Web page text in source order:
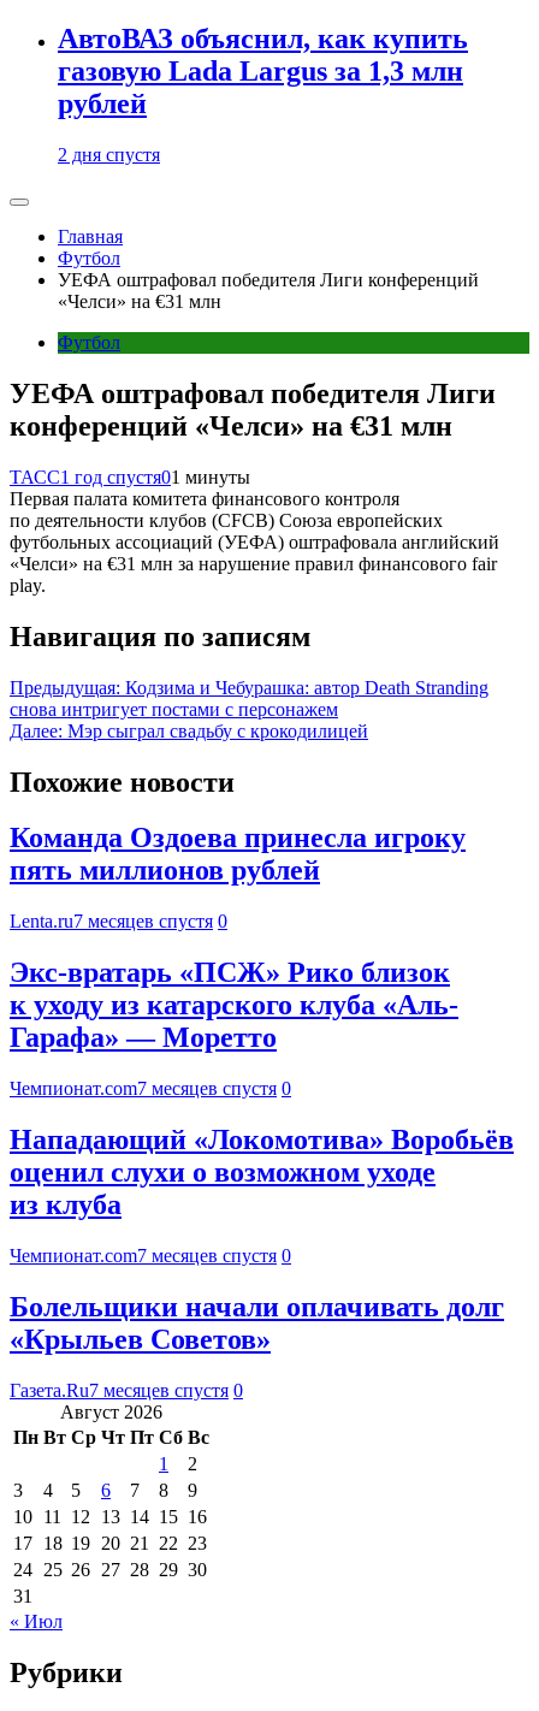
АвтоВАЗ объяснил, как купить
газовую Lada Largus за 1,3 млн
рублей
2 дня спустя
Главная
Футбол
УЕФА оштрафовал победителя Лиги конференций
«Челси» на €31 млн
Футбол
УЕФА оштрафовал победителя Лиги
конференций «Челси» на €31 млн
ТАСС1 год спустя01 минуты
Первая палата комитета финансового контроля
по деятельности клубов (СFCB) Союза европейских
футбольных ассоциаций (УЕФА) оштрафовала английский
«Челси» на €31 млн за нарушение правил финансового fair
play.
Навигация по записям
Предыдущая: Кодзима и Чебурашка: автор Death Stranding
снова интригует постами с персонажем
Далее: Мэр сыграл свадьбу с крокодилицей
Похожие новости
Команда Оздоева принесла игроку
пять миллионов рублей
Lenta.ru7 месяцев спустя 0
Экс-вратарь «ПСЖ» Рико близок
к уходу из катарского клуба «Аль-
Гарафа» — Моретто
Чемпионат.com7 месяцев спустя 0
Нападающий «Локомотива» Воробьёв
оценил слухи о возможном уходе
из клуба
Чемпионат.com7 месяцев спустя 0
Болельщики начали оплачивать долг
«Крыльев Советов»
Газета.Ru7 месяцев спустя 0
Август 2026
Пн Вт Ср Чт Пт Сб Вс
1
2
3
4 5 6 7 8
9
10 11 12 13 14 15 16
17 18 19 20 21 22 23
24 25 26 27 28 29 30
31
« Июл
Рубрики